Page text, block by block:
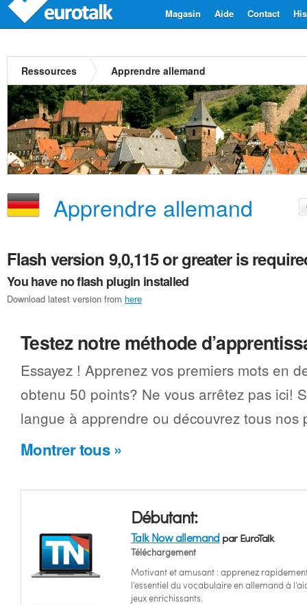
Contact
Aide
Magasin
Ressources Apprendre allemand
Apprendre allemand
Flash version 9,0,115 or greater is
You have no flash plugin installed
Download latest version from here
Testez notre méthode
Essayez ! Apprenez vos premiers mots en
obtenu 50 points? Ne vous arrêtez pas ici!
langue à apprendre ou découvrez tous nos
Montrer tous »
Débutant:
Talk Now allemand par EuroTalk
Téléchargement
Motivant et amusant : apprenez
l’essentiel du vocabulaire en allemand à
jeux enrichissants.